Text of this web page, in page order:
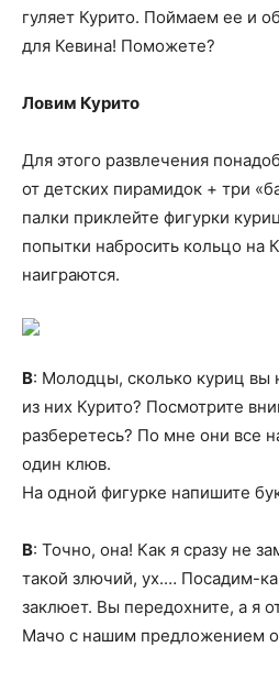
гуляет Курито. Поймаем ее и
для Кевина! Поможете?
Ловим Курито
Для этого развлечения
от детских пирамидок + три
палки приклейте фигурки
попытки набросить кольцо на
наиграются.
В: Молодцы, сколько куриц вы
из них Курито? Посмотрите
разберетесь? По мне они все
один клюв.
На одной фигурке напишите
В: Точно, она! Как я сразу не
такой злючий, ух.… Посадим-
заклюет. Вы передохните, а я
Мачо с нашим предложением